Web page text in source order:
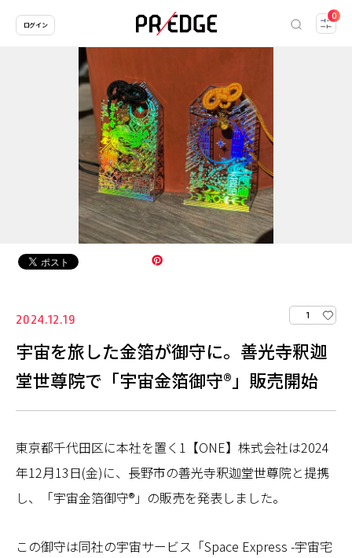
0
ログイン
2024.12.19 1
宇宙を旅した金箔が御守に。善光寺釈迦
堂世尊院で「宇宙金箔御守®」販売開始
東京都千代田区に本社を置く1【ONE】株式会社は2024
年12月13日(金)に、長野市の善光寺釈迦堂世尊院と提携
し、「宇宙金箔御守®」の販売を発表しました。
この御守は同社の宇宙サービス「Space Express -宇宙宅